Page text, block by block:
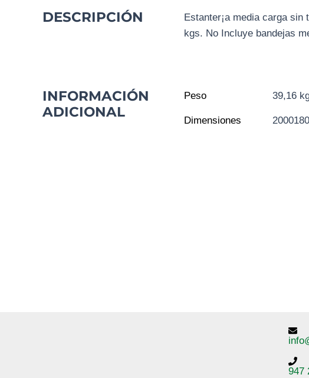
DESCRIPCIÓN
Estanter¡a media carga sin
kgs. No Incluye bandejas
INFORMACIÓN
ADICIONAL
Peso 39,16
Dimensiones
947